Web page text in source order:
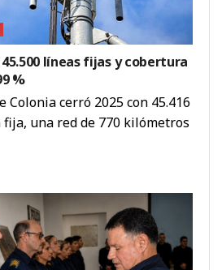
líneas fijas y cobertura
%
Colonia cerró 2025 con 45.416
una red de 770 kilómetros